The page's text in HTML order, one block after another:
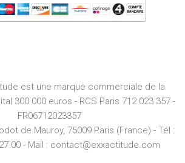
est une marque commerciale de la
300 000 euros - RCS Paris 712 023 357 -
FR06712023357
de Mauroy, 75009 Paris (France) - Tél :
- Mail : contact@exxactitude.com